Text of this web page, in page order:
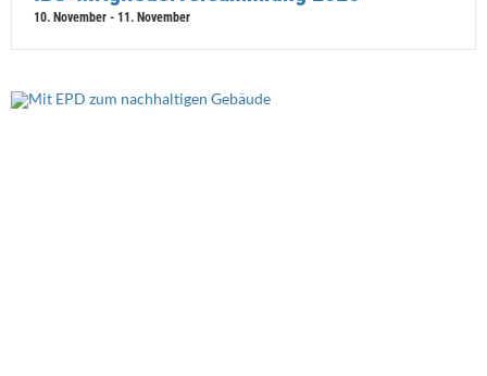
10. November - 11. November